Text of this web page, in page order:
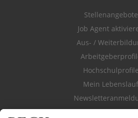
Stellenangebote
Job Agent
Aus- /
Hochschulprofile
Mein Lebenslauf
Durchsuchen Sie den